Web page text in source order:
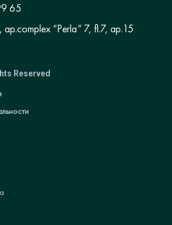
65
ap.complex “Perla” 7, fl.7, ap.15
Reserved